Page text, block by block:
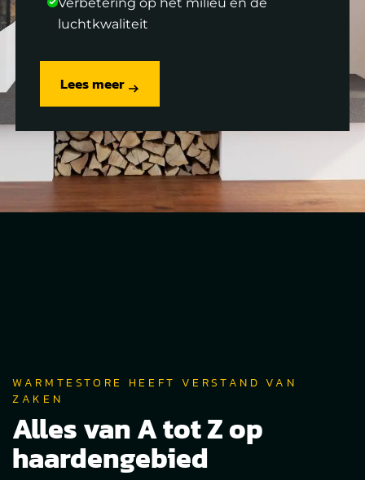
luchtkwaliteit
Lees meer
WARMTESTORE HEEFT VERSTAND VAN
ZAKEN
Alles van A tot Z op
haardengebied